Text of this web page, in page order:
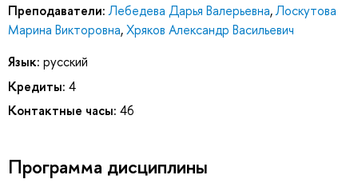
Преподаватели: Лебедева Дарья Валерьевна,Лоскутова
Марина Викторовна,Хряков Александр Васильевич
Язык: русский
Кредиты: 4
Контактные часы: 46
Программа дисциплины